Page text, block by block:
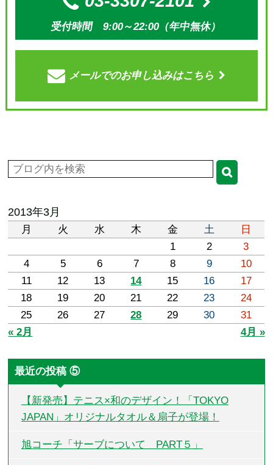
受付時間 9:00～22:00（年中無休）
メールでのお申し込みはこちら
2013年3月
月 火 水 木 金 土
日
1
2
3
4
5 6 7 8 9
10
11
12 13 14 15 16
17
18
19 20 21 22 23
24
25
26 27 28 29 30
31
« 2月
4月 »
最近の投稿 ⑤
【新発売】テニス×和のデザイン！「TOKYO
JAPAN」オリジナルタオル＆扇子が登場！
旭コーチ「サーブについて PART５」